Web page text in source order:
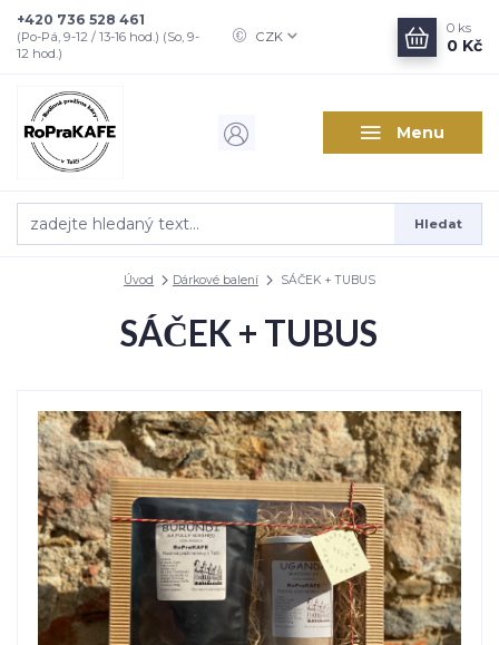
Menu
CZK
Hledat
+420 736 528 461
(Po-Pá, 9-12 / 13-16 hod.) (So, 9-
12 hod.)
0 ks
0 Kč
Úvod Dárkové balení SÁČEK + TUBUS
SÁČEK + TUBUS